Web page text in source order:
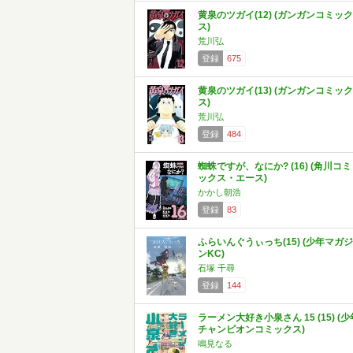
黄泉のツガイ(12) (ガンガンコミック
ス)
荒川弘
登録
675
黄泉のツガイ(13) (ガンガンコミック
ス)
荒川弘
登録
484
蜘蛛ですが、なにか? (16) (角川コミ
ックス・エース)
かかし朝浩
登録
83
ふらいんぐうぃっち(15) (少年マガジ
ンKC)
石塚 千尋
登録
144
ラーメン大好き小泉さん 15 (15) (少
チャンピオンコミックス)
鳴見なる